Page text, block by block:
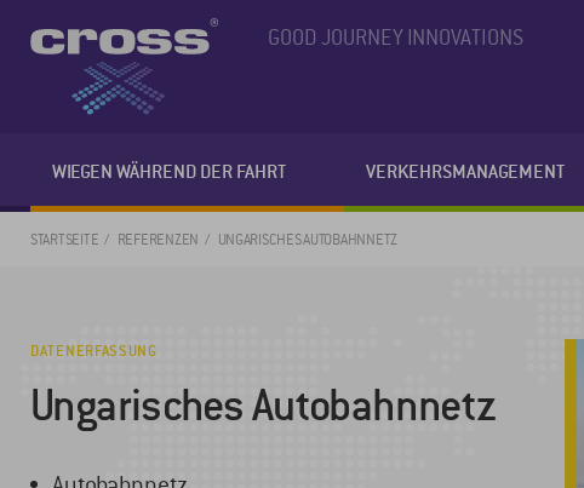
GOOD JOURNEY INNOVATIONS
WIEGEN WÄHREND DER FAHRT VERKEHRSMANAGEMENT
STARTSEITE REFERENZEN UNGARISCHES AUTOBAHNNETZ
DATENERFASSUNG
Ungarisches Autobahnnetz